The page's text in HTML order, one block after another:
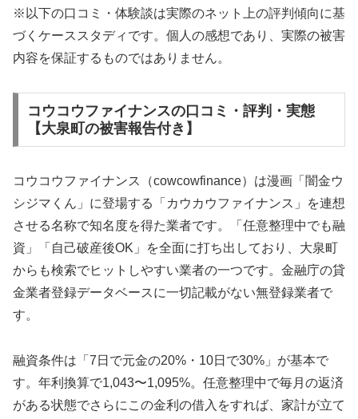
※以下の口コミ・体験談は実際のネット上の評判傾向に基
づくケーススタディです。個人の感想であり、実際の被害
内容を保証するものではありません。
コウコウファイナンスの口コミ・評判・実態
【大泉町の被害報告付き】
コウコウファイナンス（cowcowfinance）は漫画「闇金ウ
シジマくん」に登場する「カウカウファイナンス」を連想
させる名称で知名度を得た業者です。「任意整理中でも融
資」「自己破産後OK」を全面に打ち出しており、大泉町
からも検索でヒットしやすい業者の一つです。金融庁の貸
金業者登録データベースに一切記載がない無登録業者で
す。
融資条件は「7日で元金の20%・10日で30%」が基本で
す。年利換算で1,043〜1,095%。任意整理中で毎月の返済
がある状態でさらにこの金利の借入をすれば、家計が立て